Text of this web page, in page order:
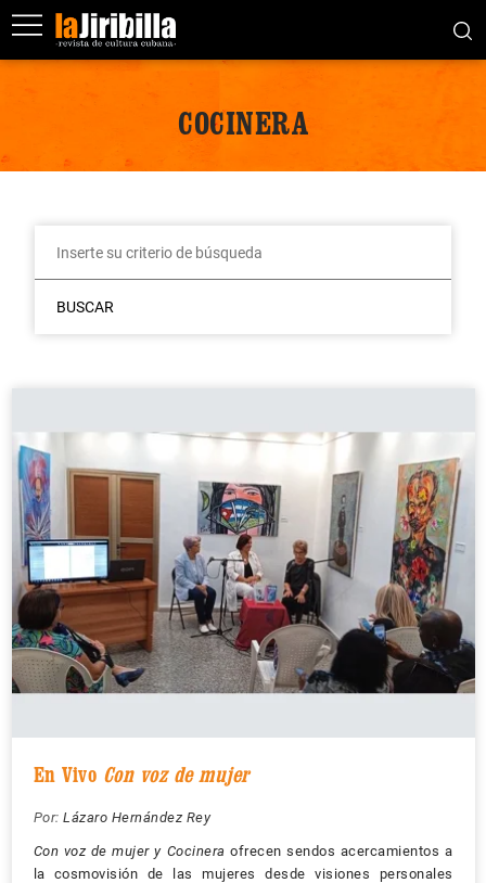
COCINERA
BUSCAR
En Vivo Con voz de mujer
Por: Lázaro Hernández Rey
Con voz de mujer y Cocinera ofrecen sendos acercamientos a
la cosmovisión de las mujeres desde visiones personales